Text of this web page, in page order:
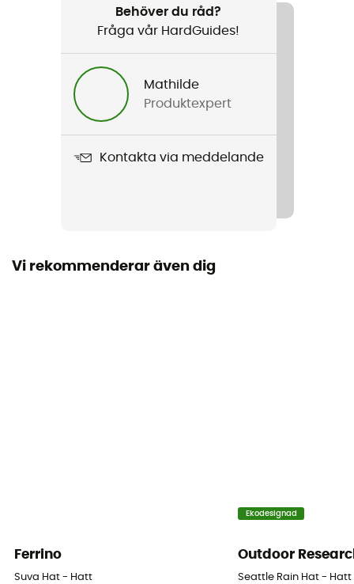
Produktnamn
Egenskaper
Behöver du råd?
Fråga vår HardGuides!
Mathilde
Produktexpert
Kontakta via meddelande
Vi rekommenderar även dig
Ferrino
Suva Hat - Hatt
Ekodesignad
Outdoor
Seattle Rain Hat - Hatt